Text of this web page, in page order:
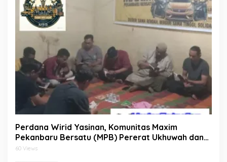
Perdana Wirid Yasinan, Komunitas Maxim
Pekanbaru Bersatu (MPB) Pererat Ukhuwah dan
Doa Bersama di Sekretariat
60 Views